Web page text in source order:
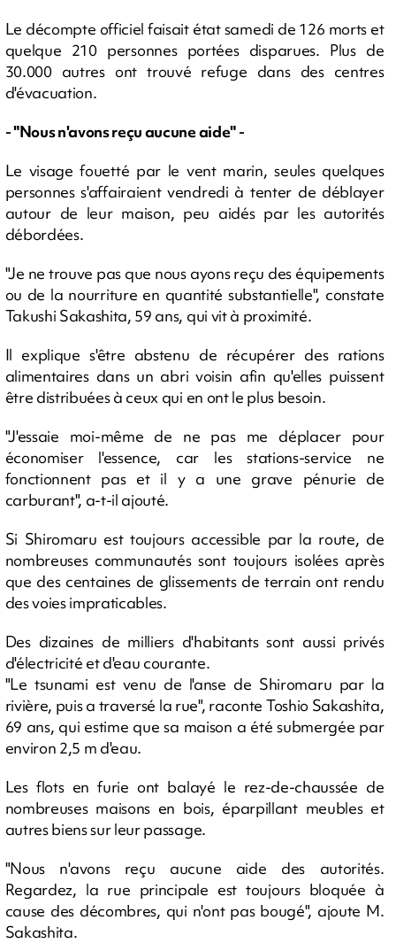
Le décompte officiel faisait état samedi de 126 morts et
quelque 210 personnes portées disparues. Plus de
30.000 autres ont trouvé refuge dans des centres
d'évacuation.
- "Nous n'avons reçu aucune aide" -
Le visage fouetté par le vent marin, seules quelques
personnes s'affairaient vendredi à tenter de déblayer
autour de leur maison, peu aidés par les autorités
débordées.
"Je ne trouve pas que nous ayons reçu des équipements
ou de la nourriture en quantité substantielle", constate
Takushi Sakashita, 59 ans, qui vit à proximité.
Il explique s'être abstenu de récupérer des rations
alimentaires dans un abri voisin afin qu'elles puissent
être distribuées à ceux qui en ont le plus besoin.
"J'essaie moi-même de ne pas me déplacer pour
économiser l'essence, car les stations-service ne
fonctionnent pas et il y a une grave pénurie de
carburant", a-t-il ajouté.
Si Shiromaru est toujours accessible par la route, de
nombreuses communautés sont toujours isolées après
que des centaines de glissements de terrain ont rendu
des voies impraticables.
Des dizaines de milliers d'habitants sont aussi privés
d'électricité et d'eau courante.
"Le tsunami est venu de l'anse de Shiromaru par la
rivière, puis a traversé la rue", raconte Toshio Sakashita,
69 ans, qui estime que sa maison a été submergée par
environ 2,5 m d'eau.
Les flots en furie ont balayé le rez-de-chaussée de
nombreuses maisons en bois, éparpillant meubles et
autres biens sur leur passage.
"Nous n'avons reçu aucune aide des autorités.
Regardez, la rue principale est toujours bloquée à
cause des décombres, qui n'ont pas bougé", ajoute M.
Sakashita.